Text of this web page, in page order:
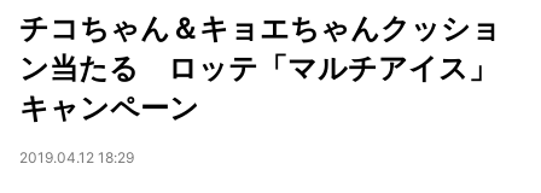
チコちゃん＆キョエちゃんクッショ
ン当たる ロッテ「マルチアイス」
キャンペーン
2019.04.12 18:29